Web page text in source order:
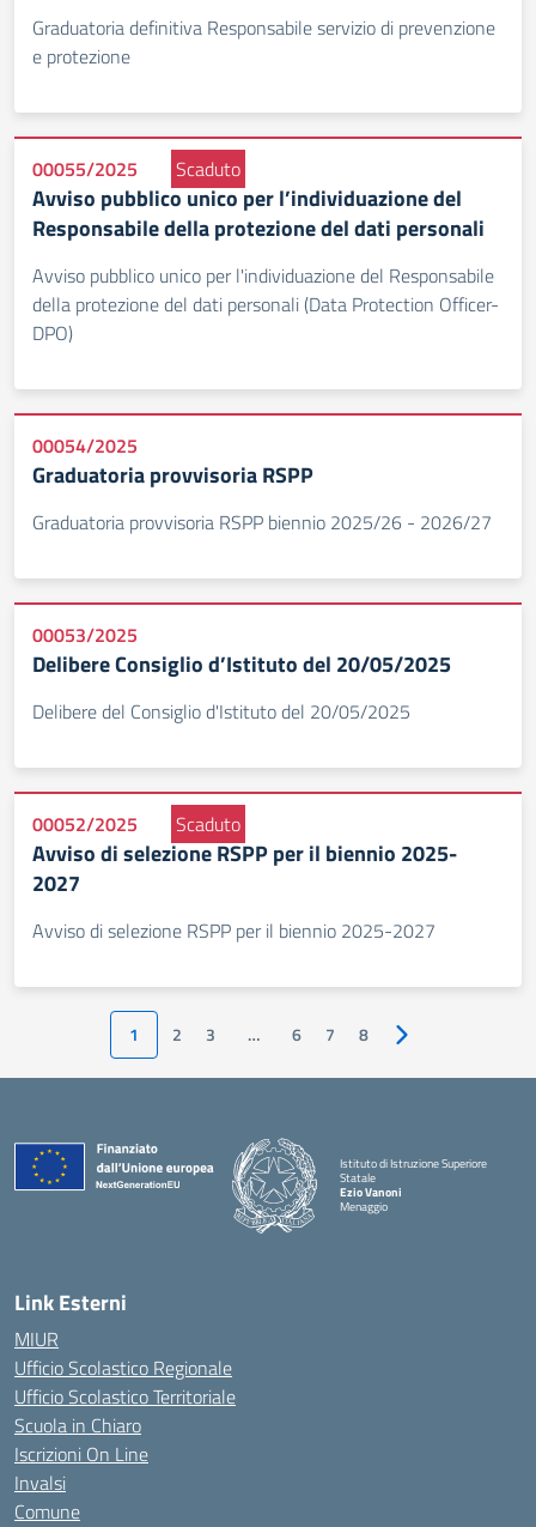
Graduatoria definitiva Responsabile servizio di prevenzione
e protezione
00055/2025 Scaduto
Avviso pubblico unico per l’individuazione del
Responsabile della protezione del dati personali
Avviso pubblico unico per l'individuazione del Responsabile
della protezione del dati personali (Data Protection Officer-
DPO)
00054/2025
Graduatoria provvisoria RSPP
Graduatoria provvisoria RSPP biennio 2025/26 - 2026/27
00053/2025
Delibere Consiglio d’Istituto del 20/05/2025
Delibere del Consiglio d'Istituto del 20/05/2025
00052/2025 Scaduto
Avviso di selezione RSPP per il biennio 2025-
2027
Avviso di selezione RSPP per il biennio 2025-2027
1 2 3 … 6 7 8 Pagina successiva
Istituto di Istruzione Superiore
Statale
Ezio Vanoni
Menaggio
— Visita la pagina iniziale della scuola
Link Esterni
MIUR
Ufficio Scolastico Regionale
Ufficio Scolastico Territoriale
Scuola in Chiaro
Iscrizioni On Line
Invalsi
Comune